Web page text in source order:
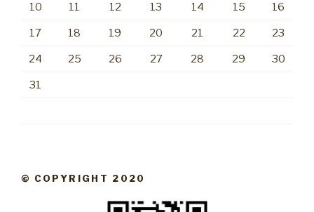
10 11 12 13 14 15 16
17 18 19 20 21 22 23
24 25 26 27 28 29 30
31
© COPYRIGHT 2020